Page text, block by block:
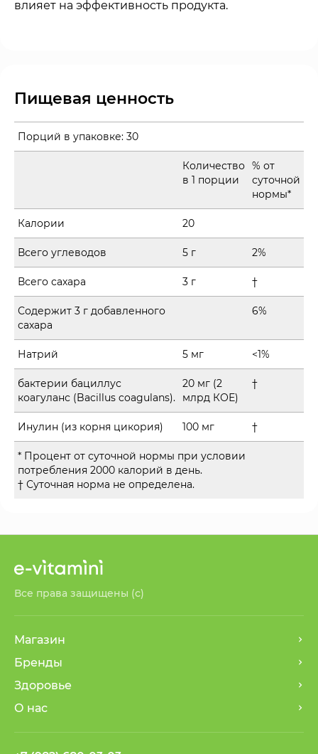
влияет на эффективность продукта.
Пищевая ценность
Порций в упаковке: 30
Количество
в 1 порции
% от
суточной
нормы*
Калории 20
Всего углеводов 5 г 2%
Всего сахара 3 г †
Содержит 3 г добавленного
сахара
6%
Натрий 5 мг <1%
бактерии бациллус
коагуланс (Bacillus coagulans).
20 мг (2
млрд КОЕ)
†
Инулин (из корня цикория) 100 мг †
* Процент от суточной нормы при условии
потребления 2000 калорий в день.
† Суточная норма не определена.
Все права защищены (с)
Магазин
Бренды
Здоровье
О нас